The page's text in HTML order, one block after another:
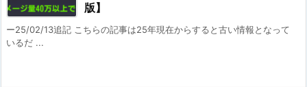
版】
ー25/02/13追記 こちらの記事は25年現在からすると古い情報となって
いるだ ...